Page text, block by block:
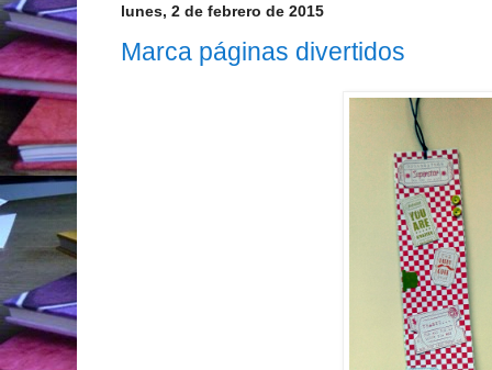
lunes, 2 de febrero de 2015
Marca páginas divertidos